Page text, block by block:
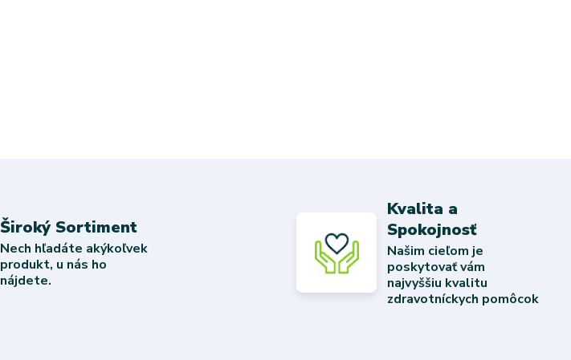
Široký Sortiment
Nech hľadáte akýkoľvek
produkt, u nás ho
nájdete.
Kvalita a
Spokojnosť
Našim cieľom je
poskytovať vám
najvyššiu kvalitu
zdravotníckych pomôcok